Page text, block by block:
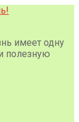
имеет одну
полезную